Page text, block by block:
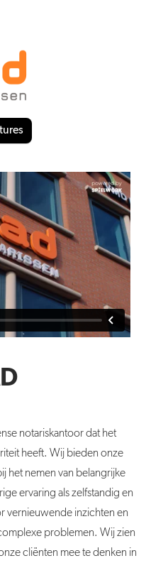
notariskantoor dat het
heeft. Wij bieden onze
het nemen van belangrijke
ervaring als zelfstandig en
vernieuwende inzichten en
problemen. Wij zien
cliënten mee te denken in